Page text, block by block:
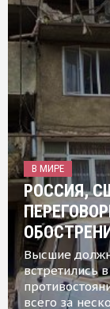
В МИРЕ
РОССИЯ,
Высшие
встретились
всего за